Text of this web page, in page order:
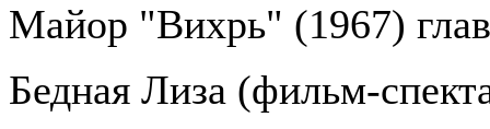
Майор "Вихрь" (1967)
Бедная Лиза (фильм-